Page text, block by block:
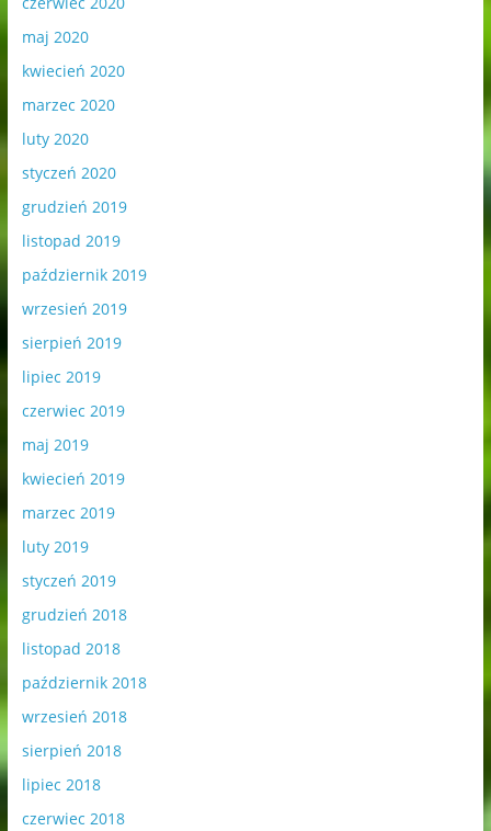
maj 2020
kwiecień 2020
marzec 2020
luty 2020
styczeń 2020
grudzień 2019
listopad 2019
październik 2019
wrzesień 2019
sierpień 2019
lipiec 2019
czerwiec 2019
maj 2019
kwiecień 2019
marzec 2019
luty 2019
styczeń 2019
grudzień 2018
listopad 2018
październik 2018
wrzesień 2018
sierpień 2018
lipiec 2018
czerwiec 2018